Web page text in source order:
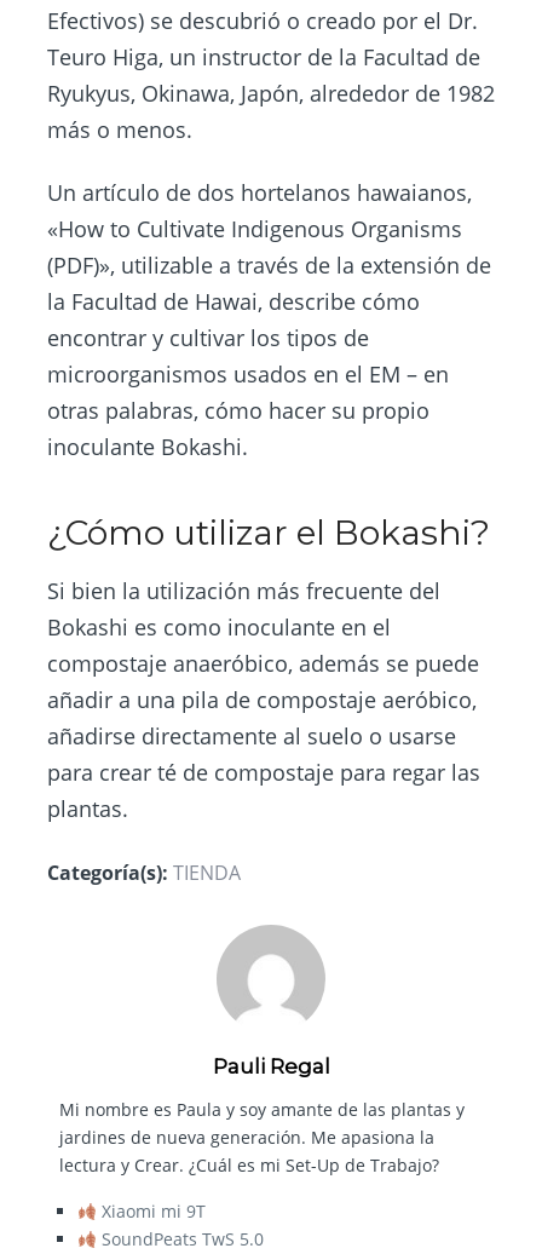
Efectivos) se descubrió o creado por el Dr.
Teuro Higa, un instructor de la Facultad de
Ryukyus, Okinawa, Japón, alrededor de 1982
más o menos.
Un artículo de dos hortelanos hawaianos,
«How to Cultivate Indigenous Organisms
(PDF)», utilizable a través de la extensión de
la Facultad de Hawai, describe cómo
encontrar y cultivar los tipos de
microorganismos usados en el EM – en
otras palabras, cómo hacer su propio
inoculante Bokashi.
¿Cómo utilizar el Bokashi?
Si bien la utilización más frecuente del
Bokashi es como inoculante en el
compostaje anaeróbico, además se puede
añadir a una pila de compostaje aeróbico,
añadirse directamente al suelo o usarse
para crear té de compostaje para regar las
plantas.
Categoría(s): TIENDA
Pauli Regal
Mi nombre es Paula y soy amante de las plantas y
jardines de nueva generación. Me apasiona la
lectura y Crear. ¿Cuál es mi Set-Up de Trabajo?
Xiaomi mi 9T
SoundPeats TwS 5.0